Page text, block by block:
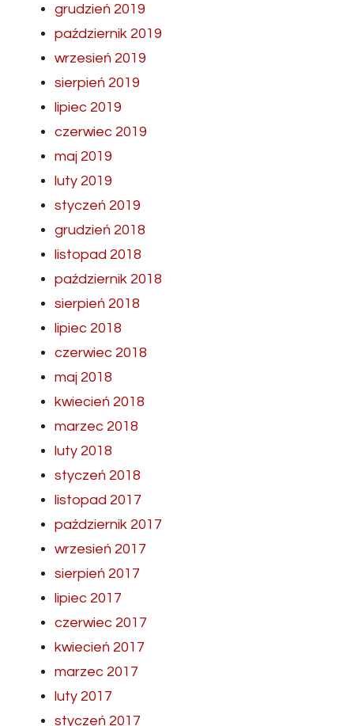
grudzień 2019
październik 2019
wrzesień 2019
sierpień 2019
lipiec 2019
czerwiec 2019
maj 2019
luty 2019
styczeń 2019
grudzień 2018
listopad 2018
październik 2018
sierpień 2018
lipiec 2018
czerwiec 2018
maj 2018
kwiecień 2018
marzec 2018
luty 2018
styczeń 2018
listopad 2017
październik 2017
wrzesień 2017
sierpień 2017
lipiec 2017
czerwiec 2017
kwiecień 2017
marzec 2017
luty 2017
styczeń 2017